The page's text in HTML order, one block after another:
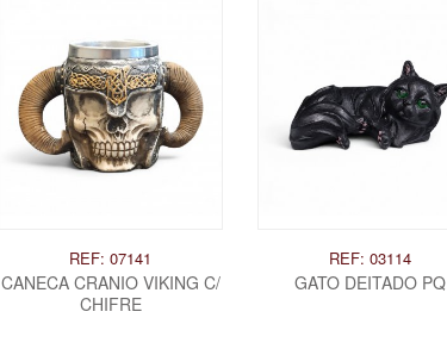
REF: 07141
CANECA CRANIO VIKING C/
CHIFRE
REF: 03114
GATO DEITADO PQ